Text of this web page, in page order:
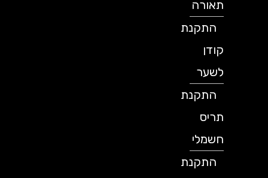
תאורה
התקנת
לשער
התקנת
תריס
חשמלי
התקנת